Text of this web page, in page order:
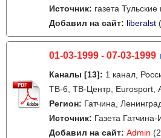
Источник: газета Тульские
Добавил на сайт: liberalst
01-03-1999 - 07-03-1999
Каналы [13]: 1 канал,
ТВ-6, ТВ-Центр, Eurosport,
Регион: Гатчина,
Источник: Газета
Добавил на сайт: Admin